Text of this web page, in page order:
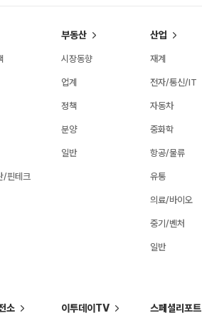
/핀테크
부동산
시장동향
업계
정책
분양
일반
산업
재계
전자/통신/IT
자동차
중화학
항공/물류
유통
의료/바이오
중기/벤처
일반
소 이투데이TV 스페셜리포트